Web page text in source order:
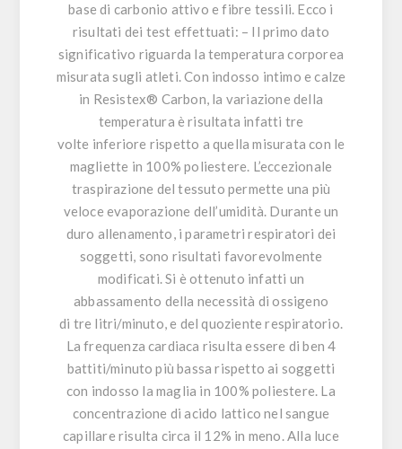
base di carbonio attivo e fibre tessili. Ecco i
risultati dei test effettuati: – Il primo dato
significativo riguarda la temperatura corporea
misurata sugli atleti. Con indosso intimo e calze
in Resistex® Carbon, la variazione della
temperatura è risultata infatti tre
volte inferiore rispetto a quella misurata con le
magliette in 100% poliestere. L’eccezionale
traspirazione del tessuto permette una più
veloce evaporazione dell’umidità. Durante un
duro allenamento, i parametri respiratori dei
soggetti, sono risultati favorevolmente
modificati. Si è ottenuto infatti un
abbassamento della necessità di ossigeno
di tre litri/minuto, e del quoziente respiratorio.
La frequenza cardiaca risulta essere di ben 4
battiti/minuto più bassa rispetto ai soggetti
con indosso la maglia in 100% poliestere. La
concentrazione di acido lattico nel sangue
capillare risulta circa il 12% in meno. Alla luce